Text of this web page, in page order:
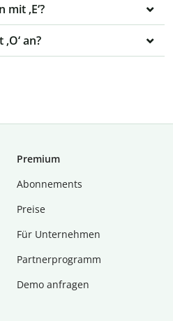
‚E‘?
an?
Premium
Abon­ne­ments
Preise
Für Unternehmen
Partnerprogramm
Demo anfragen